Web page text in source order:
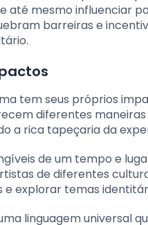
até mesmo influenciar
barreiras e
tem seus próprios
diferentes
a rica tapeçaria da
de um tempo e
de diferentes
explorar temas
linguagem universal